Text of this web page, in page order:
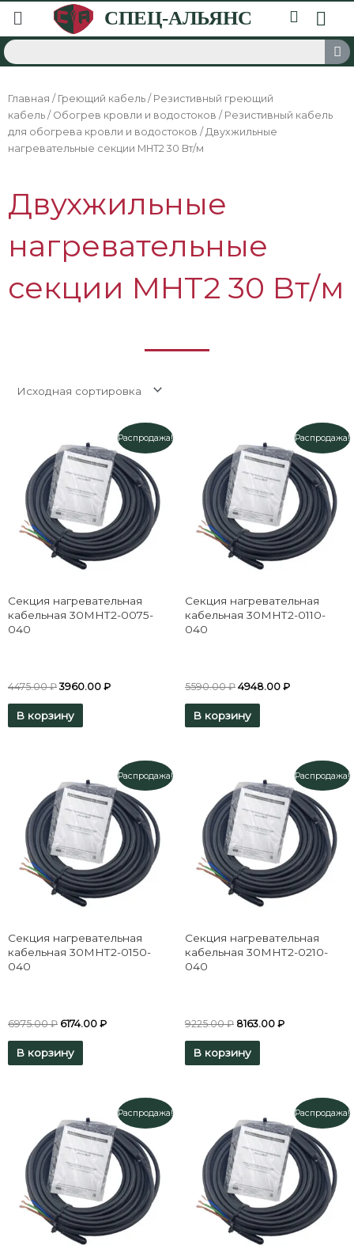
Главная / Греющий кабель / Резистивный греющий
кабель / Обогрев кровли и водостоков / Резистивный кабель
для обогрева кровли и водостоков / Двухжильные
нагревательные секции MHT2 30 Вт/м
Двухжильные
нагревательные
секции MHT2 30 Вт/м
Распродажа!
Секция нагревательная
кабельная 30МНТ2-0075-
040
4475.00₽ 3960.00 ₽
В корзину
Распродажа!
Секция нагревательная
кабельная 30МНТ2-0110-
040
5590.00₽ 4948.00 ₽
В корзину
Распродажа!
Секция нагревательная
кабельная 30МНТ2-0150-
040
6975.00₽ 6174.00 ₽
В корзину
Распродажа!
Секция нагревательная
кабельная 30МНТ2-0210-
040
9225.00₽ 8163.00 ₽
В корзину
Распродажа! Распродажа!